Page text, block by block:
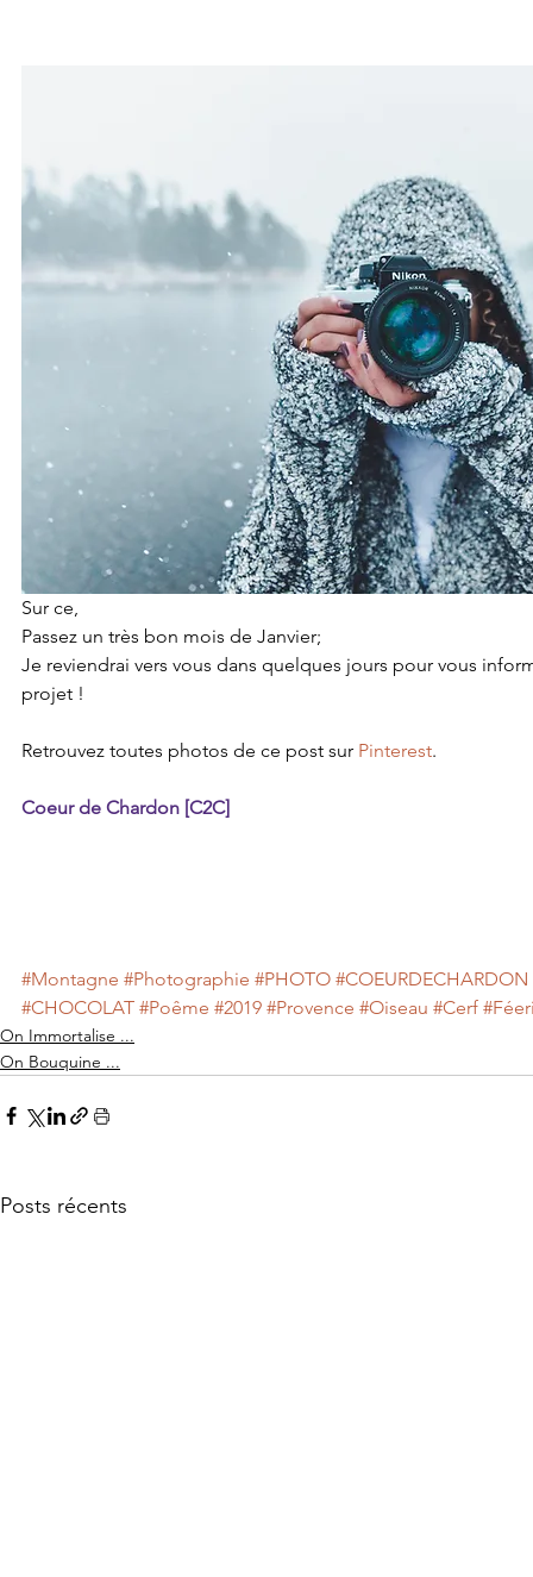
Sur ce,
Passez un très bon mois de Janvier;
Je reviendrai vers vous dans quelques jours pour vous
projet !
Retrouvez toutes photos de ce post sur Pinterest.
Coeur de Chardon [C2C]
#Montagne #Photographie #PHOTO #COEURDECHARDON
#CHOCOLAT #Poême #2019 #Provence #Oiseau #Cerf
On Immortalise ...
On Bouquine ...
Posts récents